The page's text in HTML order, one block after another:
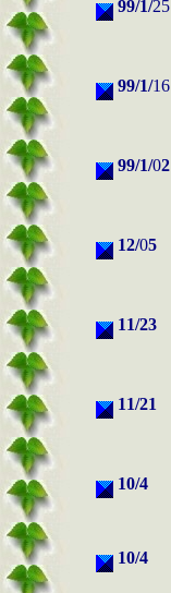
99/1/25
99/1/16
99/1/02
12/05
11/23
11/21
10/4
10/4